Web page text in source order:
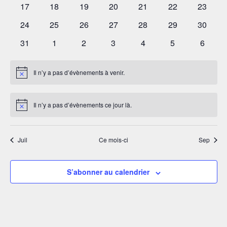
0
17
0
18
0
19
0
20
0
21
0
22
0
23
0
24
0
25
0
26
0
27
0
28
0
29
0
30
0
31
0
1
0
2
0
3
0
4
0
5
0
6
Notice Il n’y a pas d’évènements à venir.
Notice Il n’y a pas d’évènements ce jour là.
Juil Ce mois-ci Sep
S’abonner au calendrier